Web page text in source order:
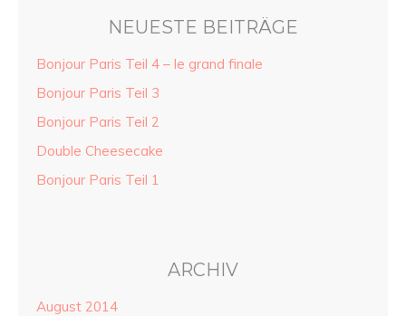
NEUESTE BEITRÄGE
Bonjour Paris Teil 4 – le grand finale
Bonjour Paris Teil 3
Bonjour Paris Teil 2
Double Cheesecake
Bonjour Paris Teil 1
ARCHIV
August 2014